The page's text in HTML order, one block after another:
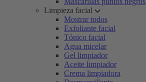
Limpieza facial
Mostrar todos
Exfoliante facial
Tónico facial
Agua micelar
Gel limpiador
Aceite limpiador
Crema limpiadora